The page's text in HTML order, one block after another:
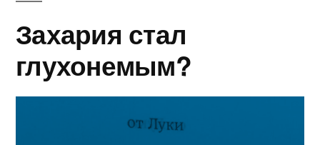
Захария стал
глухонемым?